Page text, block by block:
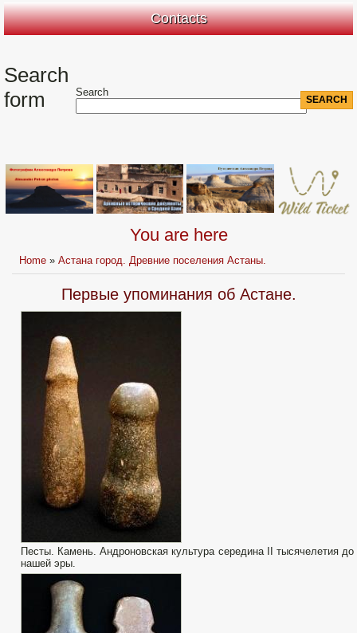
Contacts
Search
form
Search
You are here
Home »Астана город. Древние поселения Астаны.
Первые упоминания об Астане.
Песты. Камень. Андроновская культура середина II тысячелетия до
нашей эры.